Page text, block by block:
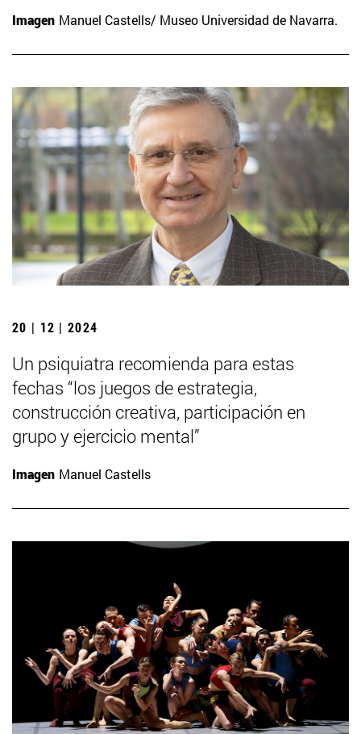
Imagen Manuel Castells/ Museo Universidad de Navarra.
20 | 12 | 2024
Un psiquiatra recomienda para estas
fechas “los juegos de estrategia,
construcción creativa, participación en
grupo y ejercicio mental”
Imagen Manuel Castells